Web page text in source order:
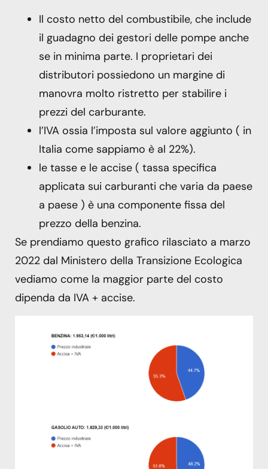
Il costo netto del combustibile, che include
il guadagno dei gestori delle pompe anche
se in minima parte. I proprietari dei
distributori possiedono un margine di
manovra molto ristretto per stabilire i
prezzi del carburante.
l’IVA ossia l’imposta sul valore aggiunto ( in
Italia come sappiamo è al 22%).
le tasse e le accise ( tassa specifica
applicata sui carburanti che varia da paese
a paese ) è una componente fissa del
prezzo della benzina.
Se prendiamo questo grafico rilasciato a marzo
2022 dal Ministero della Transizione Ecologica
vediamo come la maggior parte del costo
dipenda da IVA + accise.